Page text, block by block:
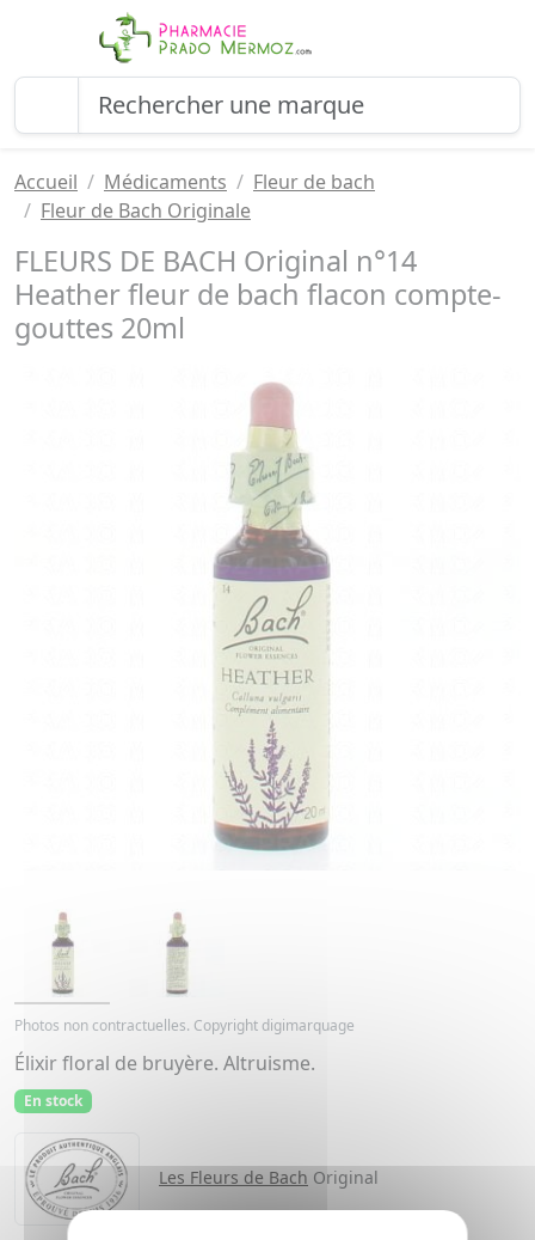
Accueil Médicaments
Fleur de bach
Fleur de Bach Originale
FLEURS DE BACH Original n°14
Heather fleur de bach flacon compte-
gouttes 20ml
Photos non contractuelles. Copyright digimarquage
Élixir floral de bruyère. Altruisme.
En stock
Les Fleurs de Bach Original